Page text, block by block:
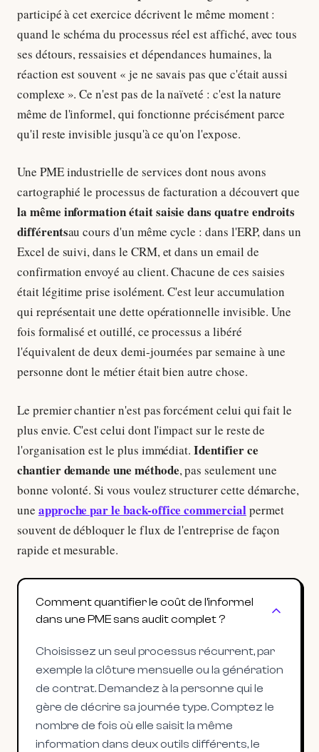
participé à cet exercice décrivent le même moment :
quand le schéma du processus réel est affiché, avec tous
ses détours, ressaisies et dépendances humaines, la
réaction est souvent « je ne savais pas que c'était aussi
complexe ». Ce n'est pas de la naïveté : c'est la nature
même de l'informel, qui fonctionne précisément parce
qu'il reste invisible jusqu'à ce qu'on l'expose.
Une PME industrielle de services dont nous avons
cartographié le processus de facturation a découvert que
la même information était saisie dans quatre endroits
différentsau cours d'un même cycle : dans l'ERP, dans un
Excel de suivi, dans le CRM, et dans un email de
confirmation envoyé au client. Chacune de ces saisies
était légitime prise isolément. C'est leur accumulation
qui représentait une dette opérationnelle invisible. Une
fois formalisé et outillé, ce processus a libéré
l'équivalent de deux demi-journées par semaine à une
personne dont le métier était bien autre chose.
Le premier chantier n'est pas forcément celui qui fait le
plus envie. C'est celui dont l'impact sur le reste de
l'organisation est le plus immédiat.Identifier ce
chantier demande une méthode, pas seulement une
bonne volonté. Si vous voulez structurer cette démarche,
une approche par le back-office commercialpermet
souvent de débloquer le flux de l'entreprise de façon
rapide et mesurable.
Comment quantifier le coût de l'informel
dans une PME sans audit complet ?
Choisissez un seul processus récurrent, par
exemple la clôture mensuelle ou la génération
de contrat. Demandez à la personne qui le
gère de décrire sa journée type. Comptez le
nombre de fois où elle saisit la même
information dans deux outils différents, le